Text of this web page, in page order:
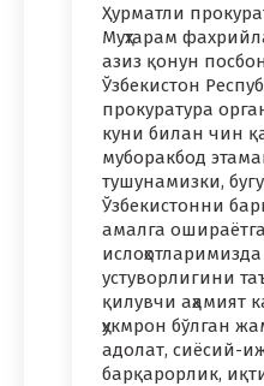
Ҳурматли
Муҳтарам
азиз қонун
Ўзбекистон
прокуратура
куни билан чин
муборакбод
тушунамизки,
Ўзбекистонни
амалга
устуворлигини
қилувчи аҳамият
ҳукмрон бўлган
адолат, сиёсий-
барқарорлик,